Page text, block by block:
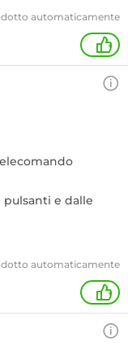
automaticamente
+
pulsanti e dalle
automaticamente
+